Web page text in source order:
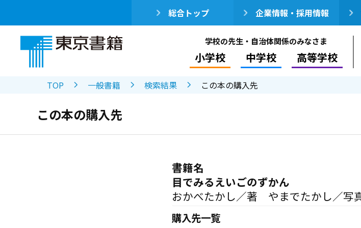
総合トップ 企業情報・採用情報
学校の先生・自治体関係のみなさま
小学校 中学校 高等学校
TOP 一般書籍 検索結果 この本の購入先
この本の購入先
書籍名
目でみるえいごのずかん
おかべたかし／著 やまでたかし／写
購入先一覧